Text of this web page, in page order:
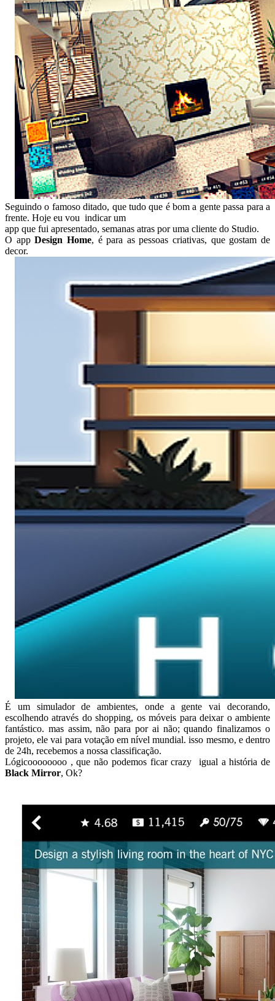
Seguindo o famoso ditado, que tudo que é bom a gente passa para a
frente. Hoje eu vou indicar um
app que fui apresentado, semanas atras por uma cliente do Studio.
O appDesign Home, é para as pessoas criativas, que gostam de
decor.
É um simulador de ambientes, onde a gente vai decorando,
escolhendo através do shopping, os móveis para deixar o ambiente
fantástico. mas assim, não para por ai não; quando finalizamos o
projeto, ele vai para votação em nível mundial. isso mesmo, e dentro
de 24h, recebemos a nossa classificação.
Lógicoooooooo , que não podemos ficar crazy igual a história de
Black Mirror, Ok?